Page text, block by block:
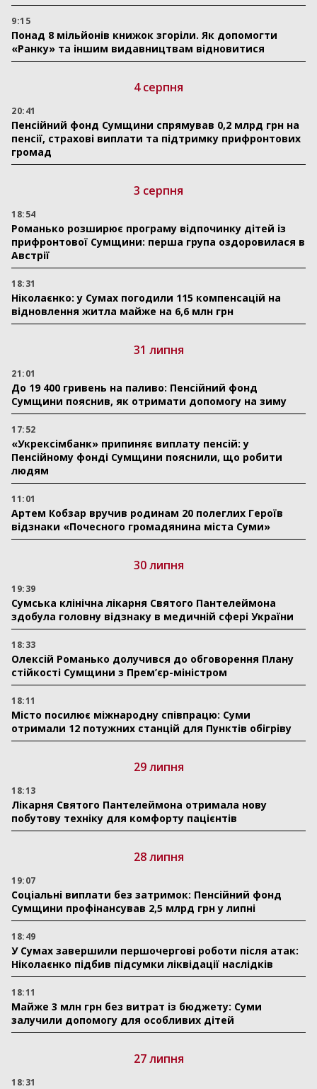
9:15
Понад 8 мільйонів книжок згоріли. Як допомогти
«Ранку» та іншим видавництвам відновитися
4 серпня
20:41
Пенсійний фонд Сумщини спрямував 0,2 млрд грн на
пенсії, страхові виплати та підтримку прифронтових
громад
3 серпня
18:54
Романько розширює програму відпочинку дітей із
прифронтової Сумщини: перша група оздоровилася в
Австрії
18:31
Ніколаєнко: у Сумах погодили 115 компенсацій на
відновлення житла майже на 6,6 млн грн
31 липня
21:01
До 19 400 гривень на паливо: Пенсійний фонд
Сумщини пояснив, як отримати допомогу на зиму
17:52
«Укрексімбанк» припиняє виплату пенсій: у
Пенсійному фонді Сумщини пояснили, що робити
людям
11:01
Артем Кобзар вручив родинам 20 полеглих Героїв
відзнаки «Почесного громадянина міста Суми»
30 липня
19:39
Сумська клінічна лікарня Святого Пантелеймона
здобула головну відзнаку в медичній сфері України
18:33
Олексій Романько долучився до обговорення Плану
стійкості Сумщини з Прем’єр-міністром
18:11
Місто посилює міжнародну співпрацю: Суми
отримали 12 потужних станцій для Пунктів обігріву
29 липня
18:13
Лікарня Святого Пантелеймона отримала нову
побутову техніку для комфорту пацієнтів
28 липня
19:07
Соціальні виплати без затримок: Пенсійний фонд
Сумщини профінансував 2,5 млрд грн у липні
18:49
У Сумах завершили першочергові роботи після атак:
Ніколаєнко підбив підсумки ліквідації наслідків
18:11
Майже 3 млн грн без витрат із бюджету: Суми
залучили допомогу для особливих дітей
27 липня
18:31